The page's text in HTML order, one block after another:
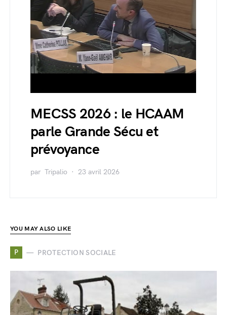
MECSS 2026 : le HCAAM
parle Grande Sécu et
prévoyance
par Tripalio 23 avril 2026
YOU MAY ALSO LIKE
P PROTECTION SOCIALE